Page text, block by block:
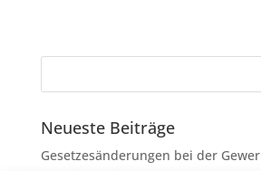
Neueste Beiträge
Gesetzesänderungen bei der